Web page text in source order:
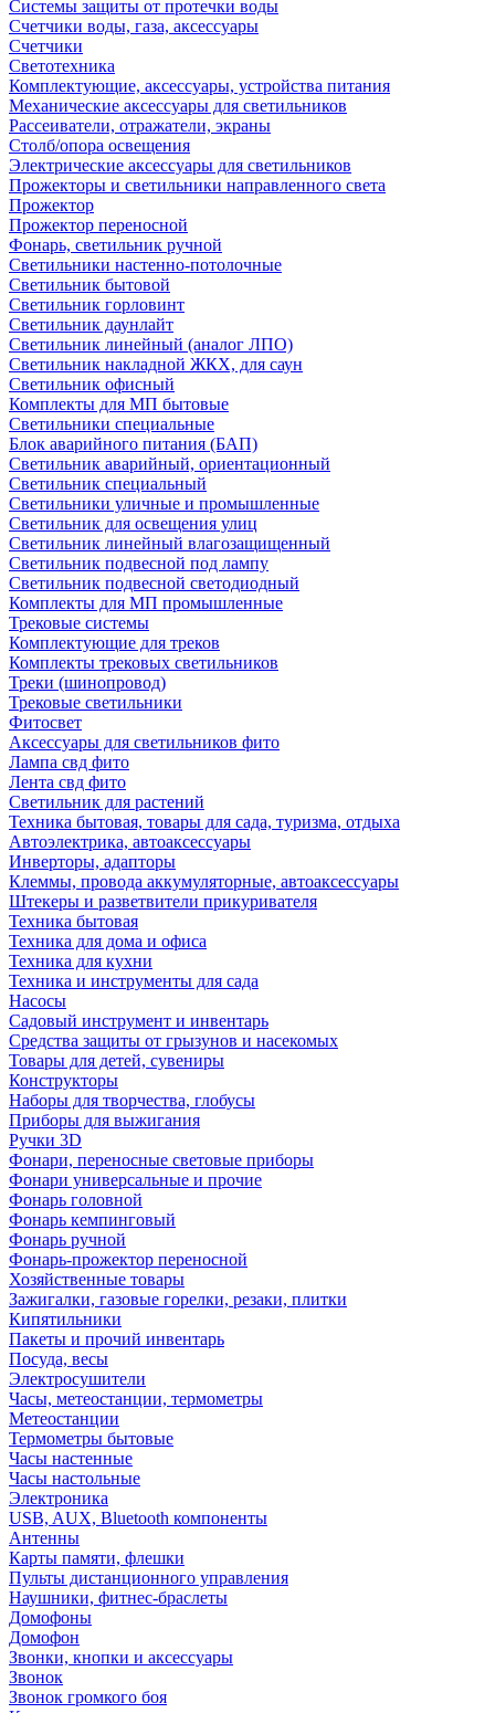
Системы защиты от протечки воды
Счетчики воды, газа, аксессуары
Счетчики
Светотехника
Комплектующие, аксессуары, устройства питания
Механические аксессуары для светильников
Рассеиватели, отражатели, экраны
Столб/опора освещения
Электрические аксессуары для светильников
Прожекторы и светильники направленного света
Прожектор
Прожектор переносной
Фонарь, светильник ручной
Светильники настенно-потолочные
Светильник бытовой
Светильник горловинт
Светильник даунлайт
Светильник линейный (аналог ЛПО)
Светильник накладной ЖКХ, для саун
Светильник офисный
Комплекты для МП бытовые
Светильники специальные
Блок аварийного питания (БАП)
Светильник аварийный, ориентационный
Светильник специальный
Светильники уличные и промышленные
Светильник для освещения улиц
Светильник линейный влагозащищенный
Светильник подвесной под лампу
Светильник подвесной светодиодный
Комплекты для МП промышленные
Трековые системы
Комплектующие для треков
Комплекты трековых светильников
Треки (шинопровод)
Трековые светильники
Фитосвет
Аксессуары для светильников фито
Лампа свд фито
Лента свд фито
Светильник для растений
Техника бытовая, товары для сада, туризма, отдыха
Автоэлектрика, автоаксессуары
Инверторы, адапторы
Клеммы, провода аккумуляторные, автоаксессуары
Штекеры и разветвители прикуривателя
Техника бытовая
Техника для дома и офиса
Техника для кухни
Техника и инструменты для сада
Насосы
Садовый инструмент и инвентарь
Средства защиты от грызунов и насекомых
Товары для детей, сувениры
Конструкторы
Наборы для творчества, глобусы
Приборы для выжигания
Ручки 3D
Фонари, переносные световые приборы
Фонари универсальные и прочие
Фонарь головной
Фонарь кемпинговый
Фонарь ручной
Фонарь-прожектор переносной
Хозяйственные товары
Зажигалки, газовые горелки, резаки, плитки
Кипятильники
Пакеты и прочий инвентарь
Посуда, весы
Электросушители
Часы, метеостанции, термометры
Метеостанции
Термометры бытовые
Часы настенные
Часы настольные
Электроника
USB, AUX, Bluetooth компоненты
Антенны
Карты памяти, флешки
Пульты дистанционного управления
Наушники, фитнес-браслеты
Домофоны
Домофон
Звонки, кнопки и аксессуары
Звонок
Звонок громкого боя